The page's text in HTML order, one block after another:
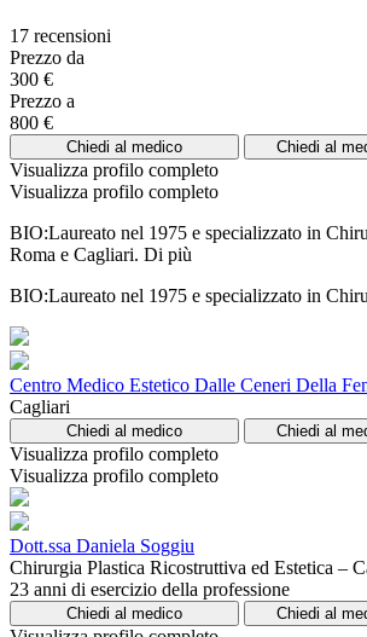
17 recensioni
Prezzo da
300 €
Prezzo a
800 €
Chiedi al medico Chiedi al
Visualizza profilo completo
Visualizza profilo completo
BIO:Laureato nel 1975 e specializzato in
Roma e Cagliari. Di più
BIO:Laureato nel 1975 e specializzato in
Centro Medico Estetico Dalle Ceneri Della
Cagliari
Chiedi al medico Chiedi al
Visualizza profilo completo
Visualizza profilo completo
Dott.ssa Daniela Soggiu
Chirurgia Plastica Ricostruttiva ed Estetica –
23 anni di esercizio della professione
Chiedi al medico Chiedi al